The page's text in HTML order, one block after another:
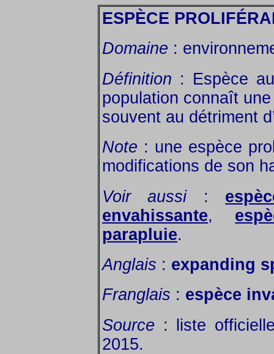
ESPÈCE
Domaine :
Définition : Espèce
population connaît
souvent au détriment
Note : une espèce
modifications de son
Voir aussi:
envahissante,
parapluie.
Anglais : expanding
Franglais : espèce
Source : liste
2015.